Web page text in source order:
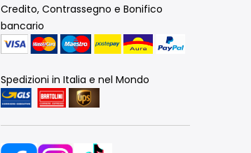
Credito, Contrassegno e Bonifico
bancario
Spedizioni in Italia e nel Mondo